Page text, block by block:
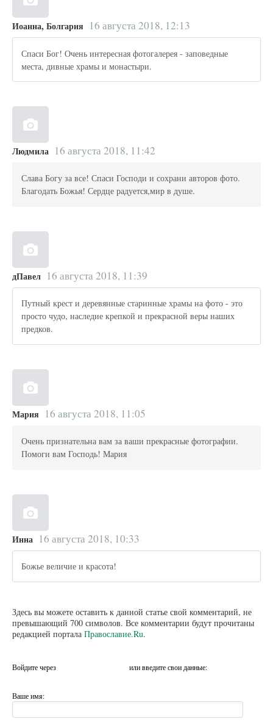
Иоанна, Болгария 16 августа 2018, 12:13
Спаси Бог! Очень интересная фотогалерея - заповедные
места, дивные храмы и монастыри.
Людмила 16 августа 2018, 11:42
Слава Богу за все! Спаси Господи и сохрани авторов фото.
Благодать Божья! Сердце радуется,мир в душе.
дПавел 16 августа 2018, 11:39
Путный крест и деревянные старинные храмы на фото - это
просто чудо, наследие крепкой и прекрасной веры наших
предков.
Мария 16 августа 2018, 11:05
Очень признательна вам за ваши прекрасные фотографии.
Помоги вам Господь! Мария
Инна 16 августа 2018, 10:33
Божье величие и красота!
Здесь вы можете оставить к данной статье свой комментарий, не
превышающий 700 символов. Все комментарии будут прочитаны
редакцией портала Православие.Ru.
Войдите через или введите свои данные:
Ваше имя: